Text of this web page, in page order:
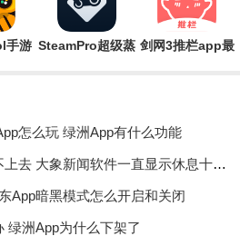
手游 SteamPro超级蒸 剑网3推栏app最
怎么玩 绿洲App有什么功能
大象新闻App为什么登不上去 大象新闻软件一直显示休息十分钟是怎么回事
App暗黑模式怎么开启和关闭
绿洲App为什么下架了